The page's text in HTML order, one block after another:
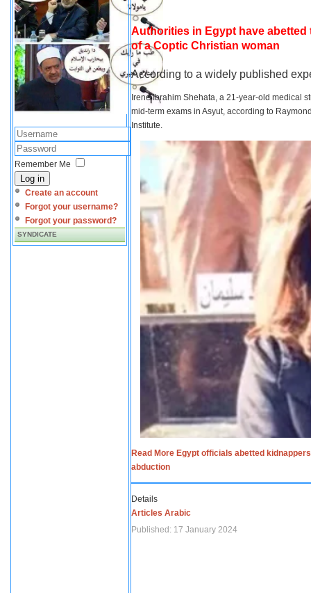
Remember Me
Log in
Create an account
Forgot your username?
Forgot your password?
SYNDICATE
Authorities in Egypt have
of a Coptic Christian woman
According to a widely published
Irene Ibrahim Shehata, a 21-year-old medical
mid-term exams in Asyut, according to
Institute.
Read More Egypt officials abetted
abduction
Details
Articles Arabic
Published: 17 January 2024